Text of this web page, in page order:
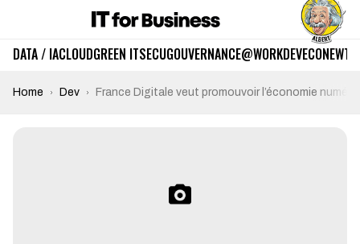
DATA / IACLOUDGREEN ITSECUGOUVERNANCE@WORKDEVECO
Home Dev France Digitale veut promouvoir l’économie